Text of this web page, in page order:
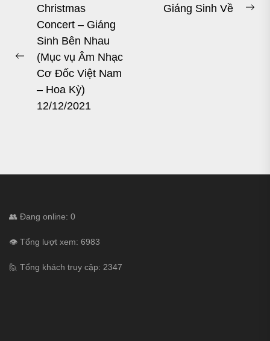
Post
navigation
Previous
Christmas
Concert – Giáng
Sinh Bên Nhau
(Mục vụ Âm Nhạc
Cơ Đốc Việt Nam
– Hoa Kỳ)
12/12/2021
Giáng Sinh Về
👥 Đang online: 0
👁 Tổng lượt xem: 6983
🙋 Tổng khách truy cập: 2347